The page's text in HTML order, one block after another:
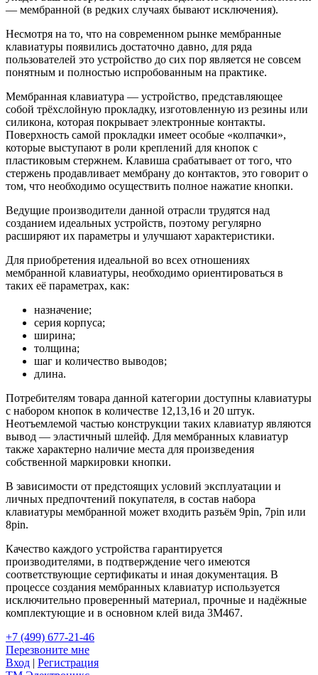
— мембранной (в редких случаях бывают исключения).
Несмотря на то, что на современном рынке мембранные
клавиатуры появились достаточно давно, для ряда
пользователей это устройство до сих пор является не совсем
понятным и полностью испробованным на практике.
Мембранная клавиатура — устройство, представляющее
собой трёхслойную прокладку, изготовленную из резины или
силикона, которая покрывает электронные контакты.
Поверхность самой прокладки имеет особые «колпачки»,
которые выступают в роли креплений для кнопок с
пластиковым стержнем. Клавиша срабатывает от того, что
стержень продавливает мембрану до контактов, это говорит о
том, что необходимо осуществить полное нажатие кнопки.
Ведущие производители данной отрасли трудятся над
созданием идеальных устройств, поэтому регулярно
расширяют их параметры и улучшают характеристики.
Для приобретения идеальной во всех отношениях
мембранной клавиатуры, необходимо ориентироваться в
таких её параметрах, как:
назначение;
серия корпуса;
ширина;
толщина;
шаг и количество выводов;
длина.
Потребителям товара данной категории доступны клавиатуры
с набором кнопок в количестве 12,13,16 и 20 штук.
Неотъемлемой частью конструкции таких клавиатур являются
вывод — эластичный шлейф. Для мембранных клавиатур
также характерно наличие места для произведения
собственной маркировки кнопки.
В зависимости от предстоящих условий эксплуатации и
личных предпочтений покупателя, в состав набора
клавиатуры мембранной может входить разъём 9pin, 7pin или
8pin.
Качество каждого устройства гарантируется
производителями, в подтверждение чего имеются
соответствующие сертификаты и иная документация. В
процессе создания мембранных клавиатур используется
исключительно проверенный материал, прочные и надёжные
комплектующие и в основном клей вида 3М467.
+7 (499) 677-21-46
Перезвоните мне
Вход | Регистрация